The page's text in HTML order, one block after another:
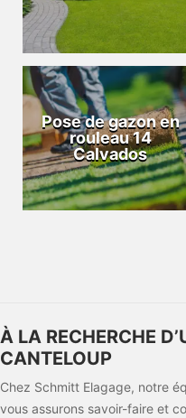
Pose de gazon en
rouleau 14
Calvados
À LA RECHERCHE
CANTELOUP
Chez Schmitt Elagage, notre
vous assurons savoir-faire et